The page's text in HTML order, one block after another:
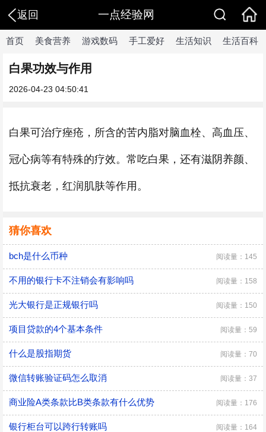
返回 一点经验网
首页 美食营养 游戏数码 手工爱好 生活知识 生活百科
白果功效与作用
2026-04-23 04:50:41
白果可治疗痤疮，所含的苦内脂对脑血栓、高血压、
冠心病等有特殊的疗效。常吃白果，还有滋阴养颜、
抵抗衰老，红润肌肤等作用。
猜你喜欢
bch是什么币种 阅读量：145
不用的银行卡不注销会有影响吗 阅读量：158
光大银行是正规银行吗 阅读量：150
项目贷款的4个基本条件 阅读量：59
什么是股指期货 阅读量：70
微信转账验证码怎么取消 阅读量：37
商业险A类条款比B类条款有什么优势 阅读量：176
银行柜台可以跨行转账吗 阅读量：164